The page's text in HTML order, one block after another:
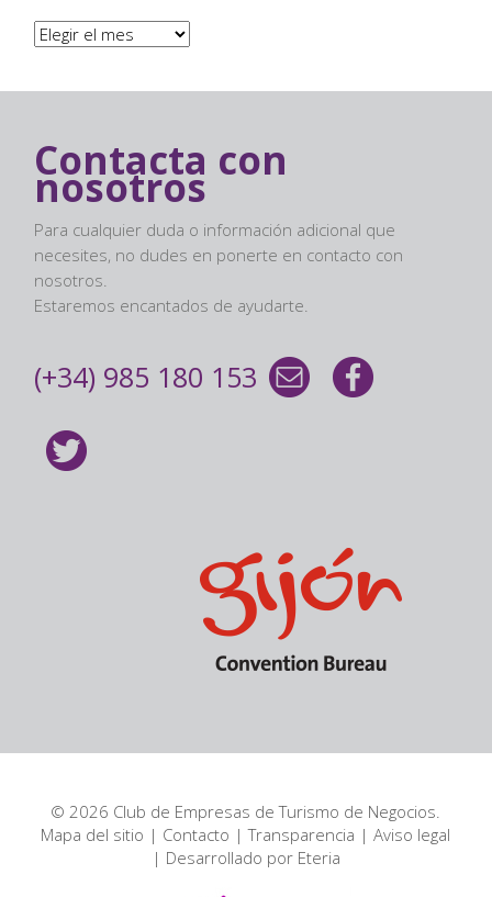
Archivos
Contacta con
nosotros
Para cualquier duda o información adicional que
necesites, no dudes en ponerte en contacto con
nosotros.
Estaremos encantados de ayudarte.
(+34) 985 180 153
© 2026 Club de Empresas de Turismo de Negocios.
Mapa del sitio | Contacto |Transparencia |Aviso legal
| Desarrollado por Eteria